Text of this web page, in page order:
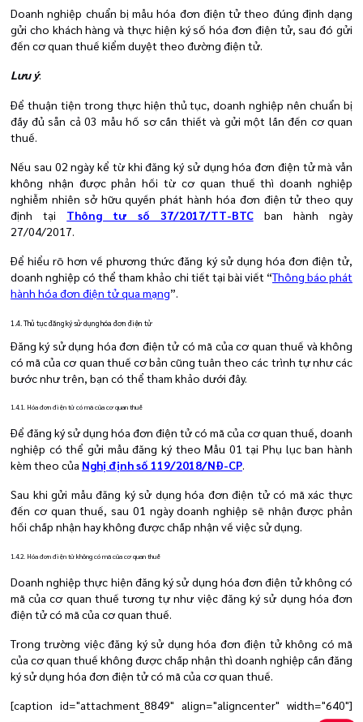
Doanh nghiệp chuẩn bị mẫu hóa đơn điện tử theo đúng định dạng
gửi cho khách hàng và thực hiện ký số hóa đơn điện tử, sau đó gửi
đến cơ quan thuế kiểm duyệt theo đường điện tử.
Lưu ý:
Để thuận tiện trong thực hiện thủ tục, doanh nghiệp nên chuẩn bị
đầy đủ sẵn cả 03 mẫu hồ sơ cần thiết và gửi một lần đến cơ quan
thuế.
Nếu sau 02 ngày kể từ khi đăng ký sử dụng hóa đơn điện tử mà vẫn
không nhận được phản hồi từ cơ quan thuế thì doanh nghiệp
nghiễm nhiên sở hữu quyền phát hành hóa đơn điện tử theo quy
định tại Thông tư số 37/2017/TT-BTCban hành ngày
27/04/2017.
Để hiểu rõ hơn về phương thức đăng ký sử dụng hóa đơn điện tử,
doanh nghiệp có thể tham khảo chi tiết tại bài viết “Thông báo phát
hành hóa đơn điện tử qua mạng”.
1.4. Thủ tục đăng ký sử dụng hóa đơn điện tử
Đăng ký sử dụng hóa đơn điện tử có mã của cơ quan thuế và không
có mã của cơ quan thuế cơ bản cũng tuân theo các trình tự như các
bước như trên, bạn có thể tham khảo dưới đây.
1.4.1. Hóa đơn điện tử có mã của cơ quan thuế
Để đăng ký sử dụng hóa đơn điện tử có mã của cơ quan thuế, doanh
nghiệp có thể gửi mẫu đăng ký theo Mẫu 01 tại Phụ lục ban hành
kèm theo của Nghị định số 119/2018/NĐ-CP.
Sau khi gửi mẫu đăng ký sử dụng hóa đơn điện tử có mã xác thực
đến cơ quan thuế, sau 01 ngày doanh nghiệp sẽ nhận được phản
hồi chấp nhận hay không được chấp nhận về việc sử dụng.
1.4.2. Hóa đơn điện tử không có mã của cơ quan thuế
Doanh nghiệp thực hiện đăng ký sử dụng hóa đơn điện tử không có
mã của cơ quan thuế tương tự như việc đăng ký sử dụng hóa đơn
điện tử có mã của cơ quan thuế.
Trong trường việc đăng ký sử dụng hóa đơn điện tử không có mã
của cơ quan thuế không được chấp nhận thì doanh nghiệp cần đăng
ký sử dụng hóa đơn điện tử có mã của cơ quan thuế.
[caption id="attachment_8849" align="aligncenter" width="640"]